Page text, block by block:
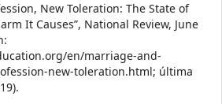
New Toleration: The State of
It Causes”, National Review, June
en/marriage-and-
new-toleration.html; última